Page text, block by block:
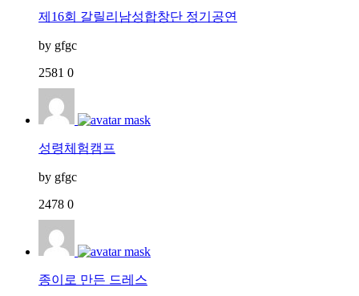
제16회 갈릴리남성합창단 정기공연
by gfgc
2581 0
성령체험캠프
by gfgc
2478 0
종이로 만든 드레스